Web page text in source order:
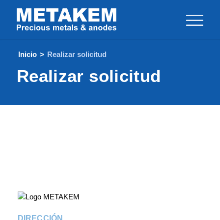
Inicio > Realizar solicitud
Realizar solicitud
DIRECCIÓN